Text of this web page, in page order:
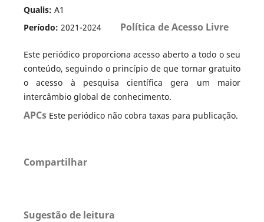
Qualis: A1
Período: 2021-2024 Política de Acesso Livre
Este periódico proporciona acesso aberto a todo o seu
conteúdo, seguindo o princípio de que tornar gratuito
o acesso à pesquisa científica gera um maior
intercâmbio global de conhecimento.
APCs Este periódico não cobra taxas para publicação.
Compartilhar
Sugestão de leitura